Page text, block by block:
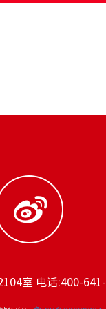
室 电话:400-641-